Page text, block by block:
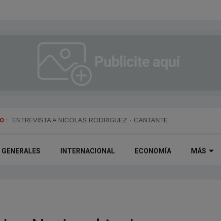
: ENTREVISTA A DANIEL DARTIGUELONGUE - FUNDADOR DE LA
GENERALES INTERNACIONAL ECONOMÍA MÁS